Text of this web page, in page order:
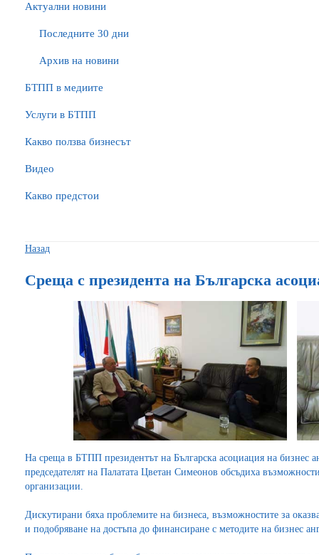
Актуални новини
Последните 30 дни
Архив на новини
БTПП в медиите
Услуги в БТПП
Какво ползва бизнесът
Видео
Какво предстои
Назад
Среща с президента на Българска
На среща в БТПП президентът на Българска асоциация на
председателят на Палатата Цветан Симеонов обсъдиха
организации.
Дискутирани бяха проблемите на бизнеса, възможностите за
и подобряване на достъпа до финансиране с методите на бизнес